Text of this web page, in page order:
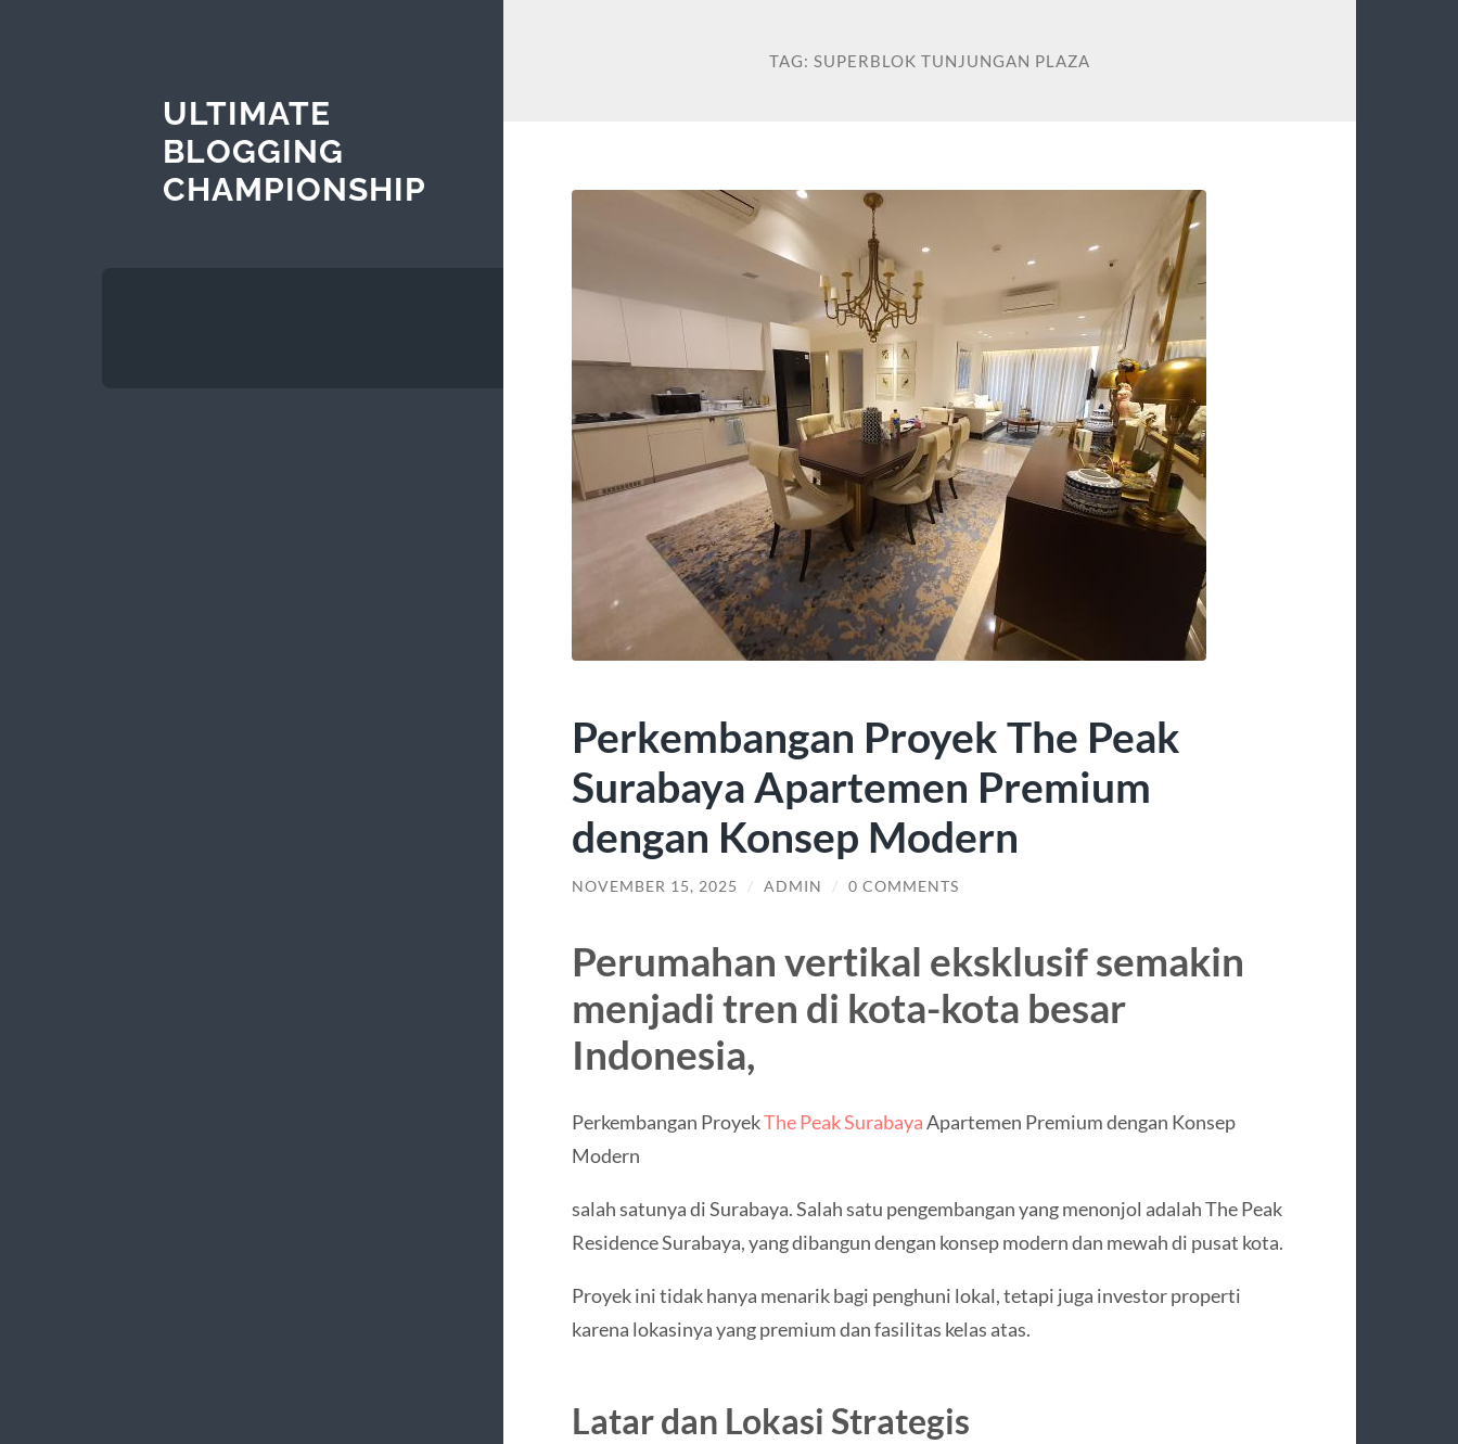
ULTIMATE
BLOGGING
CHAMPIONSHIP
TAG: SUPERBLOK TUNJUNGAN PLAZA
Perkembangan Proyek The Peak
Surabaya Apartemen Premium
dengan Konsep Modern
NOVEMBER 15, 2025 / ADMIN / 0 COMMENTS
Perumahan vertikal eksklusif semakin
menjadi tren di kota-kota besar
Indonesia,
Perkembangan ProyekThe Peak SurabayaApartemen Premium dengan Konsep
Modern
salah satunya di Surabaya. Salah satu pengembangan yang menonjol adalah The Peak
Residence Surabaya, yang dibangun dengan konsep modern dan mewah di pusat kota.
Proyek ini tidak hanya menarik bagi penghuni lokal, tetapi juga investor properti
karena lokasinya yang premium dan fasilitas kelas atas.
Latar dan Lokasi Strategis